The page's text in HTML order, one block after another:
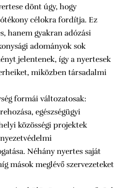
dönt úgy, hogy
célokra fordítja. Ez
hanem gyakran adózási
adományok sok
jelentenek, így a nyertesek
miközben társadalmi
formái változatosak:
egészségügyi
közösségi projektek
Néhány nyertes saját
mások meglévő szervezeteket